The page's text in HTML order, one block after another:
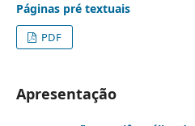
Páginas pré textuais
PDF
Apresentação